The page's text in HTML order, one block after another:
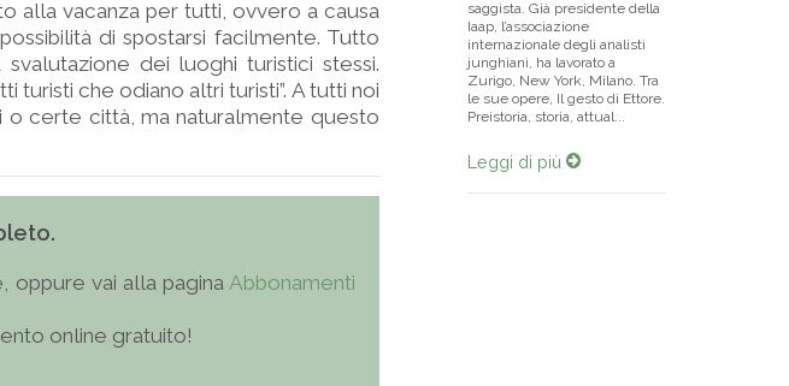
alla vacanza per tutti, ovvero a causa
di spostarsi facilmente. Tutto
dei luoghi turistici stessi.
turisti che odiano altri turisti”. A tutti noi
certe città, ma naturalmente questo
oppure vai alla pagina Abbonamenti
online gratuito!
saggista. Già presidente della
Iaap, l’associazione
internazionale degli analisti
junghiani, ha lavorato a
Zurigo, New York, Milano. Tra
le sue opere, Il gesto di Ettore.
Preistoria, storia, attual...
Leggi di più